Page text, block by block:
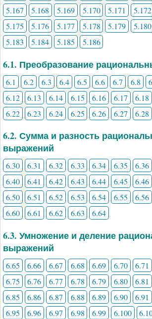
5.167
5.168 5.169 5.170 5.171 5.172
5.175
5.176 5.177 5.178 5.179 5.180
5.183
5.184 5.185 5.186
6.1. Преобразование
6.1 6.2 6.3 6.4 6.5 6.6 6.7 6.8
6.12
6.13 6.14 6.15 6.16 6.17 6.18
6.22
6.23 6.24 6.25 6.26 6.27 6.28
6.2. Сумма и разность
выражений
6.30 6.31 6.32 6.33 6.34 6.35 6.36
6.40
6.41 6.42 6.43 6.44 6.45 6.46
6.50
6.51 6.52 6.53 6.54 6.55 6.56
6.60
6.61 6.62 6.63 6.64
6.3. Умножение и деление
выражений
6.65 6.66 6.67 6.68 6.69 6.70 6.71
6.75
6.76 6.77 6.78 6.79 6.80 6.81
6.85
6.86 6.87 6.88 6.89 6.90 6.91
6.95
6.96 6.97 6.98 6.99 6.100